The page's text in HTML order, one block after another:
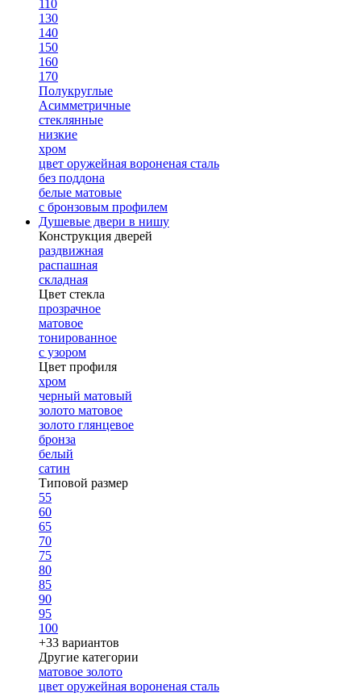
110
130
140
150
160
170
Полукруглые
Асимметричные
стеклянные
низкие
хром
цвет оружейная вороненая сталь
без поддона
белые матовые
с бронзовым профилем
Душевые двери в нишу
Конструкция дверей
раздвижная
распашная
складная
Цвет стекла
прозрачное
матовое
тонированное
с узором
Цвет профиля
хром
черный матовый
золото матовое
золото глянцевое
бронза
белый
сатин
Типовой размер
55
60
65
70
75
80
85
90
95
100
+33 вариантов
Другие категории
матовое золото
цвет оружейная вороненая сталь